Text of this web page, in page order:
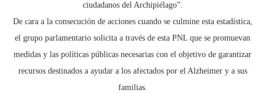
ciudadanos del Archipiélago”.
De cara a la consecución de acciones cuando se culmine esta estadística,
el grupo parlamentario solicita a través de esta PNL que se promuevan
medidas y las políticas públicas necesarias con el objetivo de garantizar
recursos destinados a ayudar a los afectados por el Alzheimer y a sus
familias.